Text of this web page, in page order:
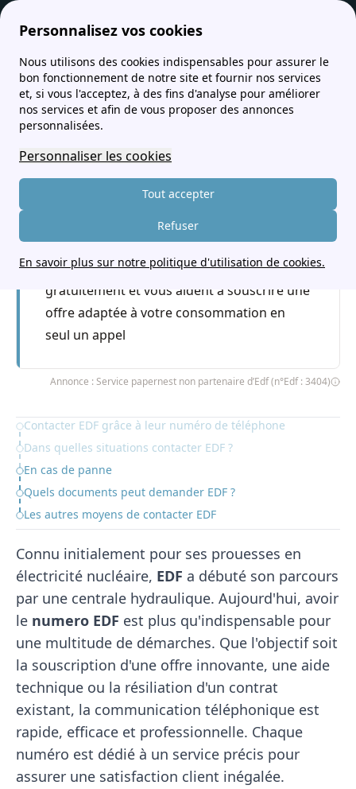
Personnalisez vos cookies
Nous utilisons des cookies indispensables pour assurer le
bon fonctionnement de notre site et fournir nos services
et, si vous l'acceptez, à des fins d'analyse pour améliorer
nos services et afin de vous proposer des annonces
personnalisées.
Personnaliser les cookies
Tout accepter
Refuser
En savoir plus sur notre politique d'utilisation de cookies.
services-client.fr EDF service client : téléphone, horaires et adresse EDF numéro de téléphone
EDF numéro de téléphone
Je compare !
Nos conseillers vous accompagnent
gratuitement et vous aident à souscrire une
offre adaptée à votre consommation en
seul un appel
Annonce : Service papernest non partenaire d’Edf (n°Edf : 3404)
Table of Contents
Contacter EDF grâce à leur numéro de téléphone
Dans quelles situations contacter EDF ?
En cas de panne
Quels documents peut demander EDF ?
Les autres moyens de contacter EDF
Connu initialement pour ses prouesses en
électricité nucléaire, EDF a débuté son parcours
par une centrale hydraulique. Aujourd'hui, avoir
le numero EDF est plus qu'indispensable pour
une multitude de démarches. Que l'objectif soit
la souscription d'une offre innovante, une aide
technique ou la résiliation d'un contrat
existant, la communication téléphonique est
rapide, efficace et professionnelle. Chaque
numéro est dédié à un service précis pour
assurer une satisfaction client inégalée.